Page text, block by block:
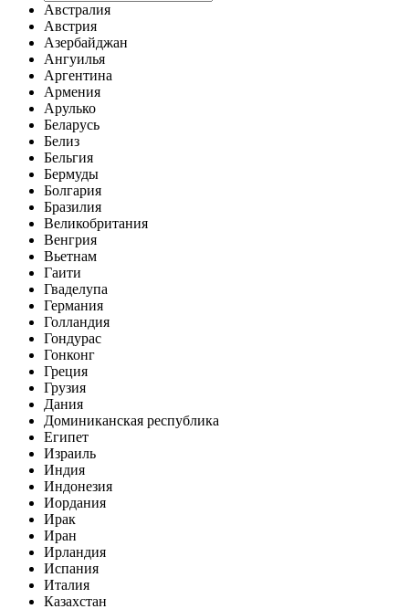
Австралия
Австрия
Азербайджан
Ангуилья
Аргентина
Армения
Арулько
Беларусь
Белиз
Бельгия
Бермуды
Болгария
Бразилия
Великобритания
Венгрия
Вьетнам
Гаити
Гваделупа
Германия
Голландия
Гондурас
Гонконг
Греция
Грузия
Дания
Доминиканская республика
Египет
Израиль
Индия
Индонезия
Иордания
Ирак
Иран
Ирландия
Испания
Италия
Казахстан